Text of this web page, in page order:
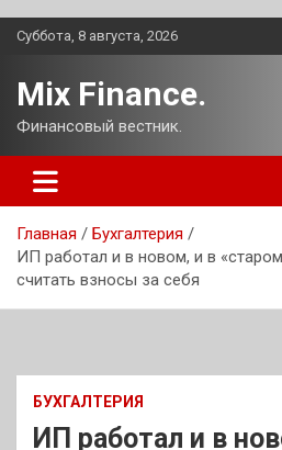
Перейти
Суббота, 8 августа, 2026
Mix Finance.
Финансовый вестник.
Главная
Бухгалтерия
ИП работал и в новом, и в
считать взносы за себя
БУХГАЛТЕРИЯ
ИП работал и в